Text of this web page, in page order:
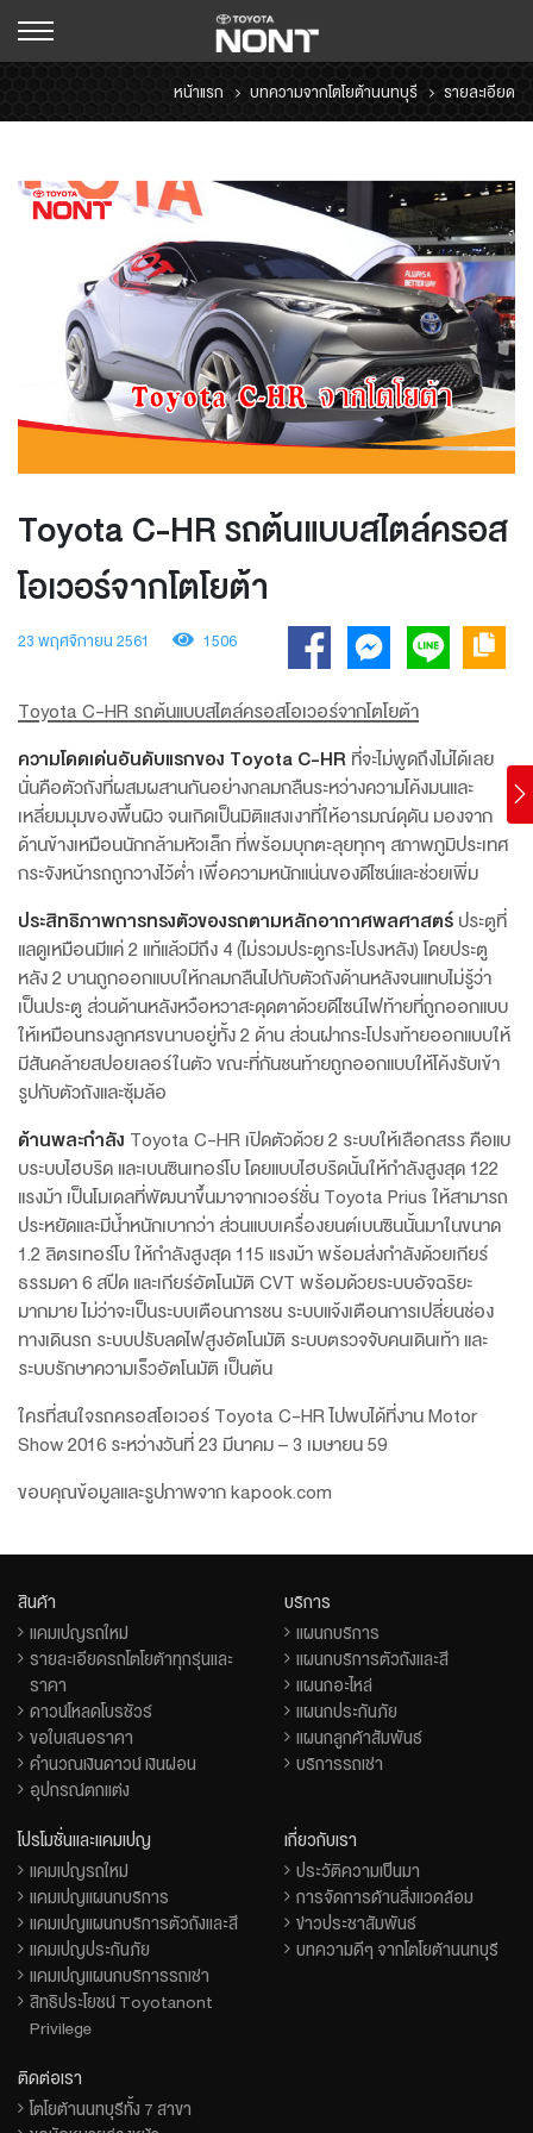
หน้าแรก บทความจากโตโยต้านนทบุรี รายละเอียด
Toyota C-HR รถต้นแบบสไตล์ครอส
โอเวอร์จากโตโยต้า
23 พฤศจิกายน 2561 1506
Toyota C-HR รถต้นแบบสไตล์ครอสโอเวอร์จากโตโยต้า
ความโดดเด่นอันดับแรกของ Toyota C-HRที่จะไม่พูดถึงไม่ได้เลย
นั่นคือตัวถังที่ผสมผสานกันอย่างกลมกลืนระหว่างความโค้งมนและ
เหลี่ยมมุมของพื้นผิว จนเกิดเป็นมิติแสงเงาที่ให้อารมณ์ดุดัน มองจาก
ด้านข้างเหมือนนักกล้ามหัวเล็ก ที่พร้อมบุกตะลุยทุกๆ สภาพภูมิประเทศ
กระจังหน้ารถถูกวางไว้ต่ำ เพื่อความหนักแน่นของดีไซน์และช่วยเพิ่ม
ประสิทธิภาพการทรงตัวของรถตามหลักอากาศพลศาสตร์ประตูที่
แลดูเหมือนมีแค่ 2 แท้แล้วมีถึง 4 (ไม่รวมประตูกระโปรงหลัง) โดยประตู
หลัง 2 บานถูกออกแบบให้กลมกลืนไปกับตัวถังด้านหลังจนแทบไม่รู้ว่า
เป็นประตู ส่วนด้านหลังหวือหวาสะดุดตาด้วยดีไซน์ไฟท้ายที่ถูกออกแบบ
ให้เหมือนทรงลูกศรขนาบอยู่ทั้ง 2 ด้าน ส่วนฝากระโปรงท้ายออกแบบให้
มีสันคล้ายสปอยเลอร์ในตัว ขณะที่กันชนท้ายถูกออกแบบให้โค้งรับเข้า
รูปกับตัวถังและซุ้มล้อ
ด้านพละกำลัง Toyota C-HR เปิดตัวด้วย 2 ระบบให้เลือกสรร คือแบ
บระบบไฮบริด และเบนซินเทอร์โบ โดยแบบไฮบริดนั้นให้กำลังสูงสุด 122
แรงม้า เป็นโมเดลที่พัฒนาขึ้นมาจากเวอร์ชั่น Toyota Prius ให้สามารถ
ประหยัดและมีน้ำหนักเบากว่า ส่วนแบบเครื่องยนต์เบนซินนั้นมาในขนาด
1.2 ลิตรเทอร์โบ ให้กำลังสูงสุด 115 แรงม้า พร้อมส่งกำลังด้วยเกียร์
ธรรมดา 6 สปีด และเกียร์อัตโนมัติ CVT พร้อมด้วยระบบอัจฉริยะ
มากมาย ไม่ว่าจะเป็นระบบเตือนการชน ระบบแจ้งเตือนการเปลี่ยนช่อง
ทางเดินรถ ระบบปรับลดไฟสูงอัตโนมัติ ระบบตรวจจับคนเดินเท้า และ
ระบบรักษาความเร็วอัตโนมัติ เป็นต้น
ใครที่สนใจรถครอสโอเวอร์ Toyota C-HR ไปพบได้ที่งาน Motor
Show 2016 ระหว่างวันที่ 23 มีนาคม – 3 เมษายน 59
ขอบคุณข้อมูลและรูปภาพจาก kapook.com
สินค้า
แคมเปญรถใหม่
รายละเอียดรถโตโยต้าทุกรุ่นและ
ราคา
ดาวน์โหลดโบรชัวร์
ขอใบเสนอราคา
คำนวณเงินดาวน์ เงินผ่อน
อุปกรณ์ตกแต่ง
บริการ
แผนกบริการ
แผนกบริการตัวถังและสี
แผนกอะไหล่
แผนกประกันภัย
แผนกลูกค้าสัมพันธ์
บริการรถเช่า
โปรโมชั่นและแคมเปญ
แคมเปญรถใหม่
แคมเปญแผนกบริการ
แคมเปญแผนกบริการตัวถังและสี
แคมเปญประกันภัย
แคมเปญแผนกบริการรถเช่า
สิทธิประโยชน์ Toyotanont
Privilege
เกี่ยวกับเรา
ประวัติความเป็นมา
การจัดการด้านสิ่งแวดล้อม
ข่าวประชาสัมพันธ์
บทความดีๆ จากโตโยต้านนทบุรี
ติดต่อเรา
โตโยต้านนทบุรีทั้ง 7 สาขา